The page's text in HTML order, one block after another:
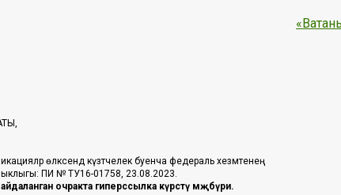
өлкәсендә күзәтчелек буенча федераль хезмәтенең
ПИ № ТУ16-01758, 23.08.2023.
очракта гиперссылка күрсәтү мәҗбүри.